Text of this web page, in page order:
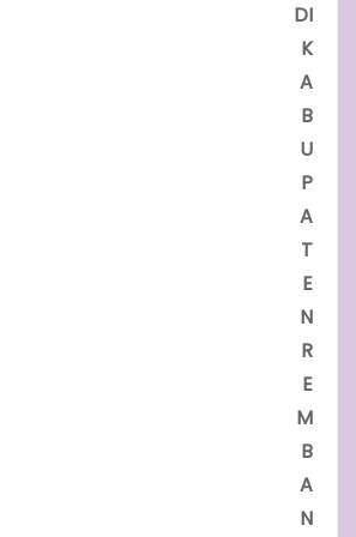
DI
K
A
B
U
P
A
T
E
N
R
E
M
B
A
N